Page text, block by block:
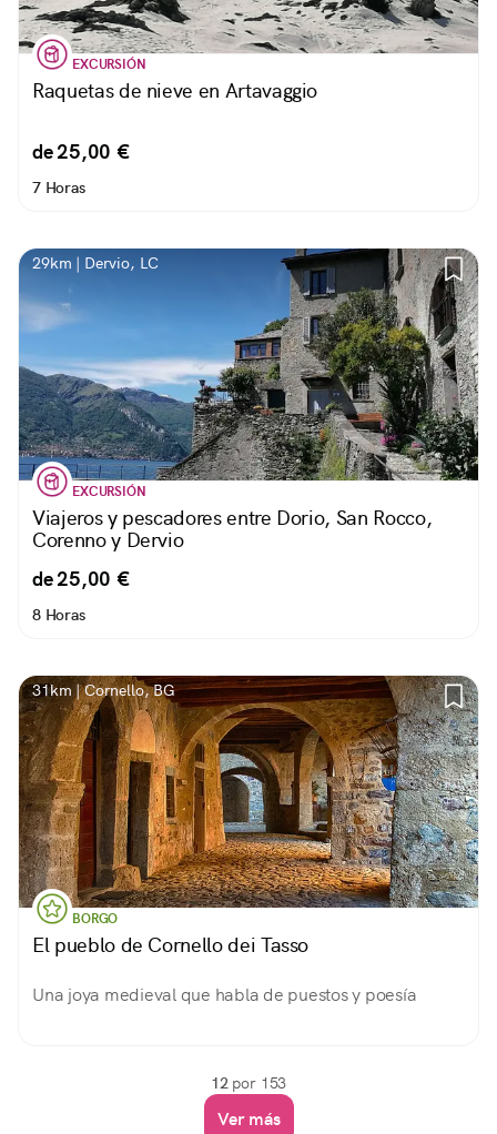
EXCURSIÓN
Raquetas de nieve en Artavaggio
de 25,00 €
7 Horas
29km | Dervio, LC
EXCURSIÓN
Viajeros y pescadores entre Dorio, San Rocco,
Corenno y Dervio
de 25,00 €
8 Horas
31km | Cornello, BG
BORGO
El pueblo de Cornello dei Tasso
Una joya medieval que habla de puestos y poesía
12por 153
Ver más